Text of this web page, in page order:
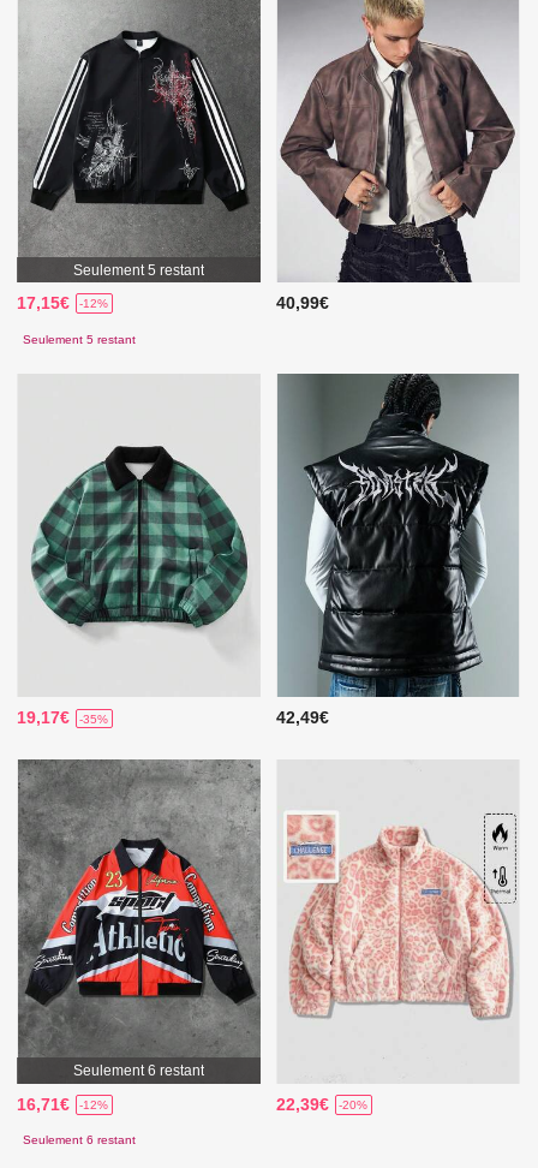
Seulement 5 restant
17,15€ -12%
Seulement 5 restant
40,99€
19,17€ -35% 42,49€
Seulement 6 restant
16,71€ -12%
Seulement 6 restant
22,39€ -20%